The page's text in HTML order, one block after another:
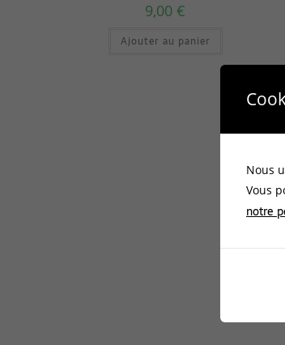
9,00€
Ajouter au panier
Nous
Vous
notre